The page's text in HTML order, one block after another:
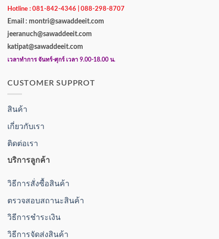
Hotline : 081-842-4346 | 088-298-8707
Email : montri@sawaddeeit.com
jeeranuch@sawaddeeit.com
katipat@sawaddeeit.com
เวลาทำการ จันทร์-ศุกร์ เวลา 9.00-18.00 น.
CUSTOMER SUPPROT
สินค้า
เกี่ยวกับเรา
ติดต่อเรา
บริการลูกค้า
วิธีการสั่งซื้อสินค้า
ตรวจสอบสถานะสินค้า
วิธีการชำระเงิน
วิธีการจัดส่งสินค้า